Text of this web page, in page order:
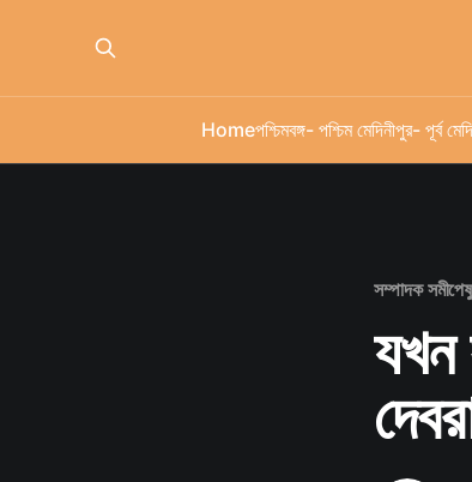
Homeপশ্চিমবঙ্গ- পশ্চিম মেদিনীপুর- পূর্ব
সম্পাদক সমীপেষু
যখন